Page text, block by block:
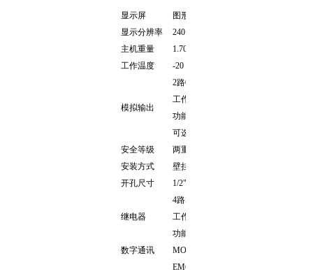
显示屏
图形LCD带LED背光
显示分辨率
240 * 160pixels
主机重量
1.70Kg
工作温度
-20 - +60℃
模拟输出
2路0/4-20mA隔离电流输出，zui大
工作模式：*或第二测量或计算值（
功能模式：线性，逻辑，Bi-linearPID
可选4路0/4-20mA隔离输出
安全等级
两重密码保护
安装方式
壁挂式，面板式和管道式
开孔尺寸
1/2" NPT
继电器
4路SPDT继电器，1200W，5A，
工作模式：*或第二测量，计算值（
功能模式：报警，定时，请求控制，
数字通讯
MODBUS RS232/RS485
EMC